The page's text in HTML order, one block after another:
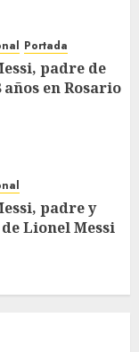
Portada
padre de
en Rosario
padre y
Lionel Messi